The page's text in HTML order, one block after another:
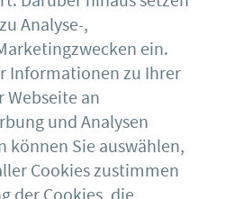
080
DSTV e.V.
Analyse-,
ein.
Informationen zu Ihrer
Webseite an
und Analysen
können Sie auswählen,
Cookies zustimmen